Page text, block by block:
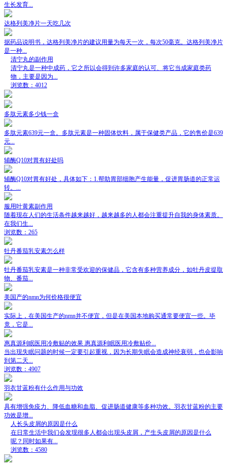
生长发育...
达格列美净片一天吃几次
据药品说明书，达格列美净片的建议用量为每天一次，每次50毫克。达格列美净片
是一种...
清宁丸的副作用
清宁丸是一种中成药，它之所以会得到许多家庭的认可、将它当成家庭类药
物，主要是因为...
浏览数：4012
多肽元素多少钱一盒
多肽元素639元一盒。多肽元素是一种固体饮料，属于保健类产品，它的售价是639
元...
辅酶Q10对胃有好处吗
辅酶Q10对胃有好处，具体如下：1.帮助胃部细胞产生能量，促进胃肠道的正常运
转。...
服用叶黄素副作用
随着现在人们的生活条件越来越好，越来越多的人都会注重提升自我的身体素质。
在我们生...
浏览数：265
牡丹番茄乳安素怎么样
牡丹番茄乳安素是一种非常受欢迎的保健品，它含有多种营养成分，如牡丹皮提取
物、番茄...
美国产的nmn为何价格很便宜
实际上，在美国生产的nmn并不便宜，但是在美国本地购买通常要便宜一些。毕
竟，它是...
惠真源利眠医用冷敷贴的效果 惠真源利眠医用冷敷贴价...
当出现失眠问题的时候一定要引起重视，因为长期失眠会造成神经衰弱，也会影响
到第二天...
浏览数：4907
羽衣甘蓝粉有什么作用与功效
具有增强免疫力、降低血糖和血脂、促进肠道健康等多种功效。羽衣甘蓝粉的主要
功效是增...
人长头皮屑的原因是什么
在日常生活中我们会发现很多人都会出现头皮屑，产生头皮屑的原因是什么
呢？同时如果有...
浏览数：4580